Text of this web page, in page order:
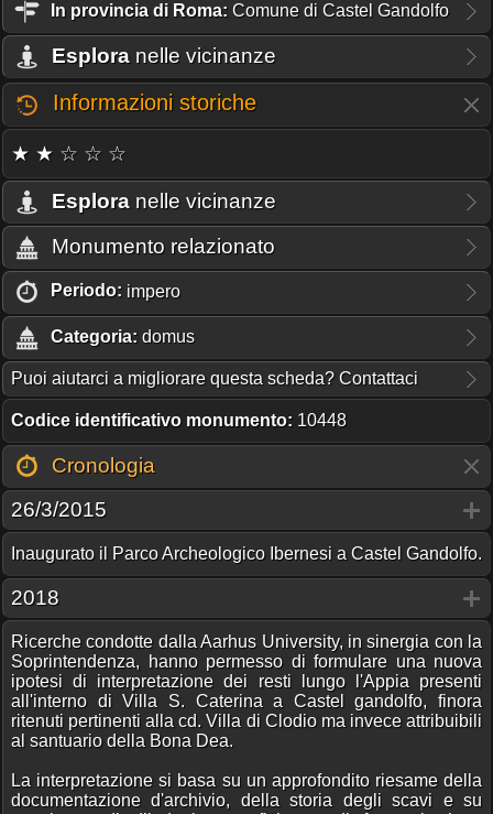
In provincia di Roma: Comune di Castel Gandolfo
Esplora nelle vicinanze
Informazioni storiche
★ ★ ☆ ☆ ☆
Esplora nelle vicinanze
Monumento relazionato
Periodo: impero
Categoria: domus
Puoi aiutarci a migliorare questa scheda? Contattaci
Codice identificativo monumento: 10448
Cronologia
26/3/2015
Inaugurato il Parco Archeologico Ibernesi a Castel Gandolfo.
2018
Ricerche condotte dalla Aarhus University, in sinergia con la
Soprintendenza, hanno permesso di formulare una nuova
ipotesi di interpretazione dei resti lungo l'Appia presenti
all'interno di Villa S. Caterina a Castel gandolfo, finora
ritenuti pertinenti alla cd. Villa di Clodio ma invece attribuibili
al santuario della Bona Dea.
La interpretazione si basa su un approfondito riesame della
documentazione d'archivio, della storia degli scavi e su